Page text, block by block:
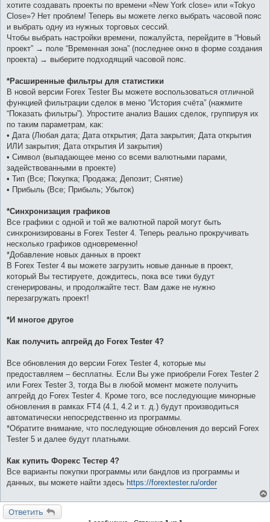
хотите создавать проекты по времени «New York close» или «Tokyo
Close»? Нет проблем! Теперь вы можете легко выбрать часовой пояс
и выбрать одну из нужных торговых сессий.
Чтобы выбрать настройки времени, пожалуйста, перейдите в “Новый
проект” → поле “Временная зона” (последнее окно в форме создания
проекта) → выберите подходящий часовой пояс.
*Расширенные фильтры для статистики
В новой версии Forex Tester Вы можете воспользоваться отличной
функцией фильтрации сделок в меню “История счёта” (нажмите
“Показать фильтры”). Упростите анализ Ваших сделок, группируя их
по таким параметрам, как:
• Дата (Любая дата; Дата открытия; Дата закрытия; Дата открытия
ИЛИ закрытия; Дата открытия И закрытия)
• Символ (выпадающее меню со всеми валютными парами,
задействованными в проекте)
• Тип (Все; Покупка; Продажа; Депозит; Снятие)
• Прибыль (Все; Прибыль; Убыток)
*Синхронизация графиков
Все графики с одной и той же валютной парой могут быть
синхронизированы в Forex Tester 4. Теперь реально прокручивать
несколько графиков одновременно!
*Добавление новых данных в проект
В Forex Tester 4 вы можете загрузить новые данные в проект,
который Вы тестируете, дождитесь, пока все тики будут
сгенерированы, и продолжайте тест. Вам даже не нужно
перезагружать проект!
*И многое другое
Как получить апгрейд до Forex Tester 4?
Все обновления до версии Forex Tester 4, которые мы
предоставляем – бесплатны. Если Вы уже приобрели Forex Tester 2
или Forex Tester 3, тогда Вы в любой момент можете получить
апгрейд до Forex Tester 4. Кроме того, все последующие минорные
обновления в рамках FT4 (4.1, 4.2 и т. д.) будут производиться
автоматически непосредственно из программы.
*Обратите внимание, что последующие обновления до версий Forex
Tester 5 и далее будут платными.
Как купить Форекс Тестер 4?
Все варианты покупки программы или бандлов из программы и
данных, вы можете найти здесь https://forextester.ru/order
Ответить